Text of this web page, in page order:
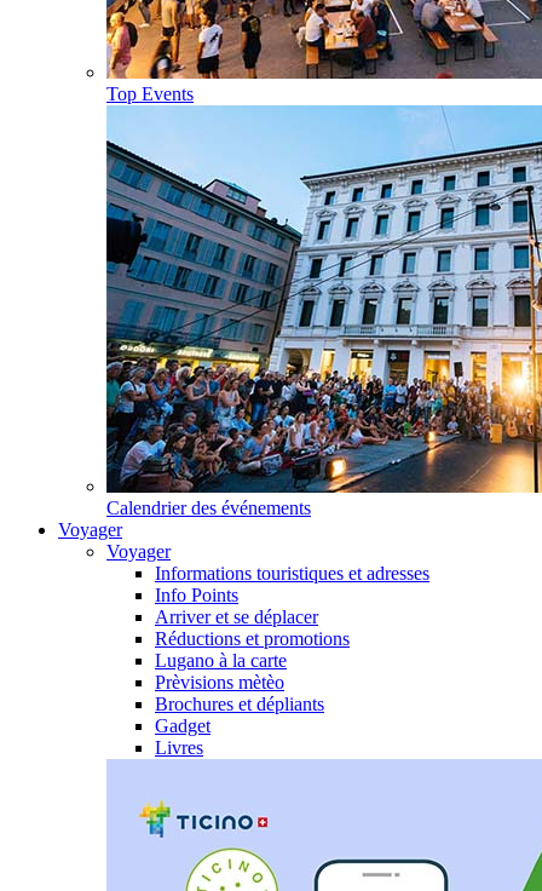
Top Events
Calendrier des événements
Voyager
Voyager
Informations touristiques et adresses
Info Points
Arriver et se déplacer
Réductions et promotions
Lugano à la carte
Prèvisions mètèo
Brochures et dépliants
Gadget
Livres